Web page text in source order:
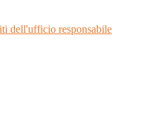
dell'ufficio responsabile